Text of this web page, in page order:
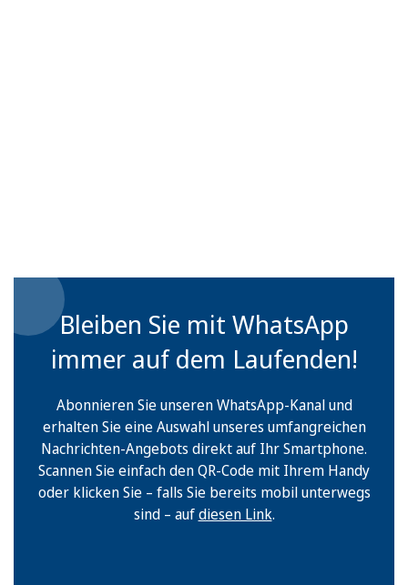
Bleiben Sie mit WhatsApp
immer auf dem Laufenden!
Abonnieren Sie unseren WhatsApp-Kanal und
erhalten Sie eine Auswahl unseres umfangreichen
Nachrichten-Angebots direkt auf Ihr Smartphone.
Scannen Sie einfach den QR-Code mit Ihrem Handy
oder klicken Sie – falls Sie bereits mobil unterwegs
sind – aufdiesen Link.